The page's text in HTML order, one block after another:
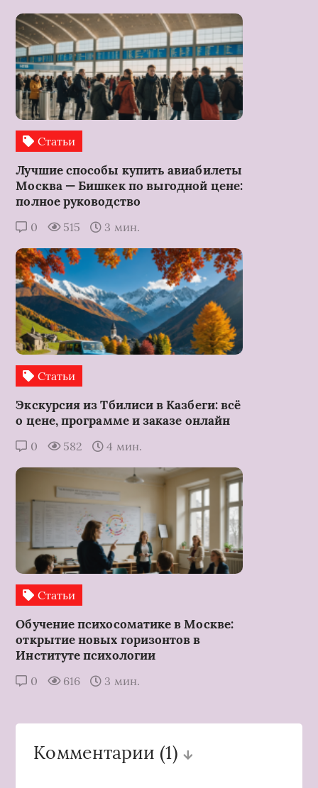
Статьи
Лучшие способы купить авиабилеты
Москва — Бишкек по выгодной цене:
полное руководство
0 515 3 мин.
Статьи
Экскурсия из Тбилиси в Казбеги: всё
о цене, программе и заказе онлайн
0 582 4 мин.
Статьи
Обучение психосоматике в Москве:
открытие новых горизонтов в
Институте психологии
0 616 3 мин.
Комментарии (1)